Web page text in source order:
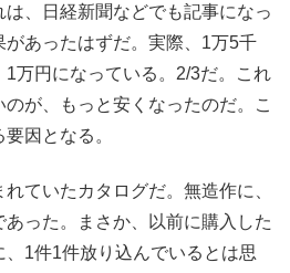
、日経新聞などでも記事になっ
あったはずだ。実際、1万5千
1万円になっている。2/3だ。これ
が、もっと安くなったのだ。こ
因となる。
ていたカタログだ。無造作に、
った。まさか、以前に購入した
1件1件放り込んでいるとは思